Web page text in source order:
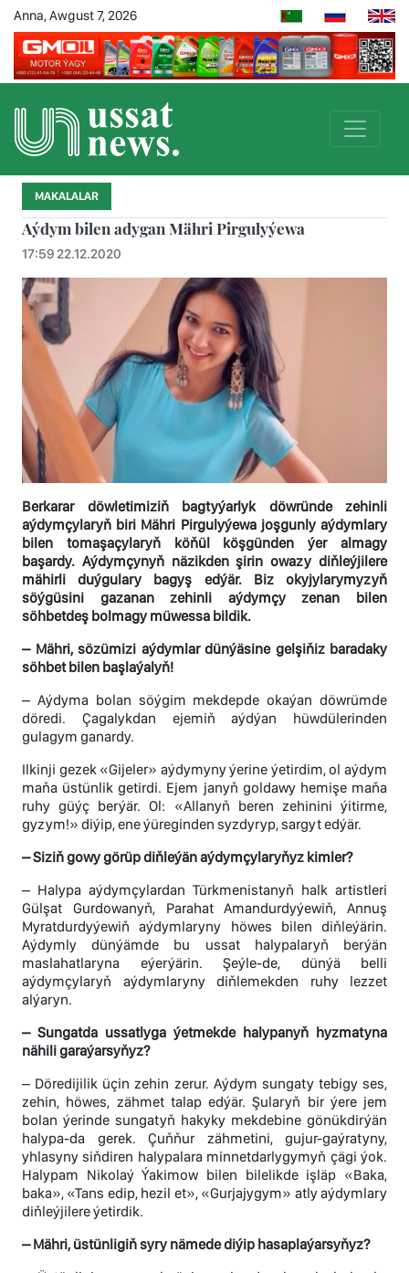
Anna, Awgust 7, 2026
MAKALALAR
Aýdym bilen adygan Mähri Pirgulyýewa
17:59 22.12.2020
Berkarar döwletimiziň bagtyýarlyk döwründe zehinli
aýdymçylaryň biri Mähri Pirgulyýewa joşgunly aýdymlary
bilen tomaşaçylaryň köňül köşgünden ýer almagy
başardy. Aýdymçynyň näzikden şirin owazy diňleýjilere
mähirli duýgulary bagyş edýär. Biz okyjylarymyzyň
söýgüsini gazanan zehinli aýdymçy zenan bilen
söhbetdeş bolmagy müwessa bildik.
– Mähri, sözümizi aýdymlar dünýäsine gelşiňiz baradaky
söhbet bilen başlaýalyň!
– Aýdyma bolan söýgim mekdepde okaýan döwrümde
döredi. Çagalykdan ejemiň aýdýan hüwdülerinden
gulagym ganardy.
Ilkinji gezek «Gijeler» aýdymyny ýerine ýetirdim, ol aýdym
maňa üstünlik getirdi. Ejem janyň goldawy hemişe maňa
ruhy güýç berýär. Ol: «Allanyň beren zehinini ýitirme,
gyzym!» diýip, ene ýüreginden syzdyryp, sargyt edýär.
– Siziň gowy görüp diňleýän aýdymçylaryňyz kimler?
– Halypa aýdymçylardan Türkmenistanyň halk artistleri
Gülşat Gurdowanyň, Parahat Amandurdyýewiň, Annuş
Myratdurdyýewiň aýdymlaryny höwes bilen diňleýärin.
Aýdymly dünýämde bu ussat halypalaryň berýän
maslahatlaryna eýerýärin. Şeýle-de, dünýä belli
aýdymçylaryň aýdymlaryny diňlemekden ruhy lezzet
alýaryn.
– Sungatda ussatlyga ýetmekde halypanyň hyzmatyna
nähili garaýarsyňyz?
– Döredijilik üçin zehin zerur. Aýdym sungaty tebigy ses,
zehin, höwes, zähmet talap edýär. Şularyň bir ýere jem
bolan ýerinde sungatyň hakyky mekdebine gönükdirýän
halypa-da gerek. Çuňňur zähmetini, gujur-gaýratyny,
yhlasyny siňdiren halypalara minnetdarlygymyň çägi ýok.
Halypam Nikolaý Ýakimow bilen bilelikde işläp «Baka,
baka», «Tans edip, hezil et», «Gurjajygym» atly aýdymlary
diňleýjilere ýetirdik.
– Mähri, üstünligiň syry nämede diýip hasaplaýarsyňyz?